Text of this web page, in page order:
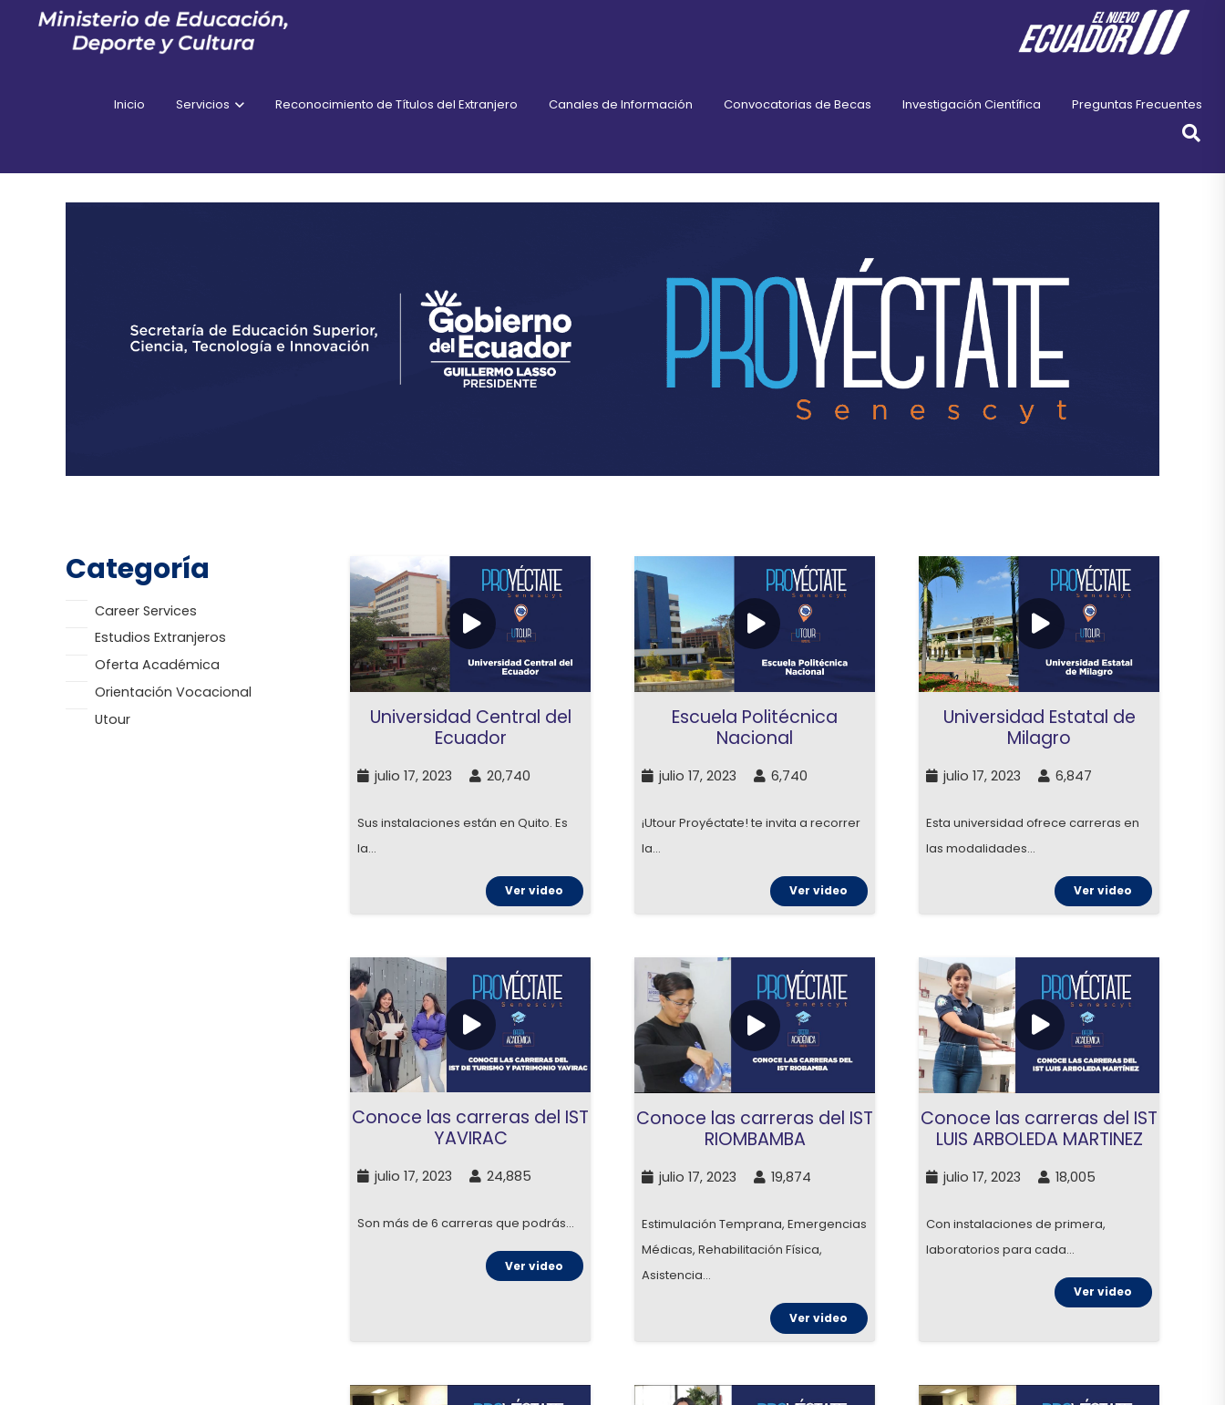
Inicio Servicios Reconocimiento de Títulos del Extranjero Canales de Información Convocatorias de Becas Investigación Científica Preguntas Frecuentes
Categoría
Career Services
Estudios Extranjeros
Oferta Académica
Orientación Vocacional
Utour
Universidad Central del
Ecuador
julio 17, 2023 20,740
Sus instalaciones están en Quito. Es
la…
Ver video
Escuela Politécnica
Nacional
julio 17, 2023 6,740
¡Utour Proyéctate! te invita a recorrer
la…
Ver video
Universidad Estatal de
Milagro
julio 17, 2023 6,847
Esta universidad ofrece carreras en
las modalidades…
Ver video
Conoce las carreras del IST
YAVIRAC
julio 17, 2023 24,885
Son más de 6 carreras que podrás…
Ver video
Conoce las carreras del IST
RIOMBAMBA
julio 17, 2023 19,874
Estimulación Temprana, Emergencias
Médicas, Rehabilitación Física,
Asistencia…
Ver video
Conoce las carreras del IST
LUIS ARBOLEDA MARTINEZ
julio 17, 2023 18,005
Con instalaciones de primera,
laboratorios para cada…
Ver video